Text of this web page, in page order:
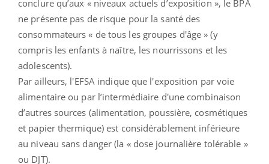
conclure qu’aux « niveaux actuels d’exposition », le BPA
ne présente pas de risque pour la santé des
consommateurs « de tous les groupes d'âge » (y
compris les enfants à naître, les nourrissons et les
adolescents).
Par ailleurs, l'EFSA indique que l'exposition par voie
alimentaire ou par l’intermédiaire d'une combinaison
d’autres sources (alimentation, poussière, cosmétiques
et papier thermique) est considérablement inférieure
au niveau sans danger (la « dose journalière tolérable »
ou DJT).